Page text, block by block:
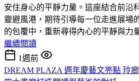
安住身心的平靜力量。這座結合前沿
靈避風港，期待引導每一位走進展場
的包覆中，重新尋得內心的平靜與力
繼續閱讀
1週前
DREAM PLAZA 週年慶藝文亮點 玲